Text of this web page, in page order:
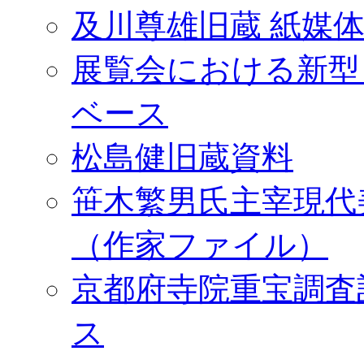
及川尊雄旧蔵 紙媒
展覧会における新
ベース
松島健旧蔵資料
笹木繁男氏主宰現
（作家ファイル）
京都府寺院重宝調
ス